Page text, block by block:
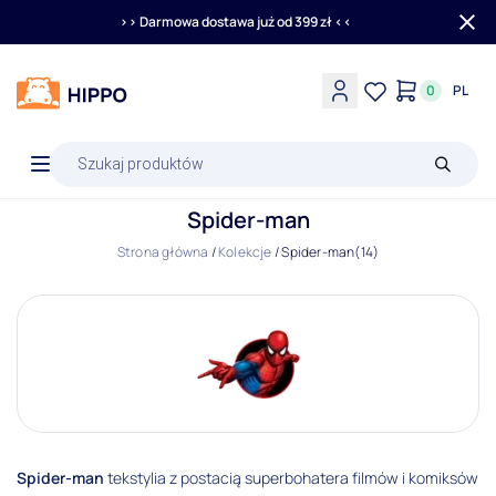
>> Darmowa dostawa już od 399 zł <<
0 PL
produktów
Spider-man
Strona główna /Kolekcje/Spider-man(14)
Spider-man tekstylia z postacią superbohatera filmów i komiksów